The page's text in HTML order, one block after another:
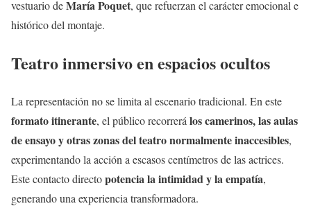
vestuario deMaría Poquet, que refuerzan el carácter emocional e
histórico del montaje.
Teatro inmersivo en espacios ocultos
La representación no se limita al escenario tradicional. En este
formato itinerante, el público recorrerá los camerinos, las aulas
de ensayo y otras zonas del teatro normalmente inaccesibles,
experimentando la acción a escasos centímetros de las actrices.
Este contacto directopotencia la intimidad y la empatía,
generando una experiencia transformadora.